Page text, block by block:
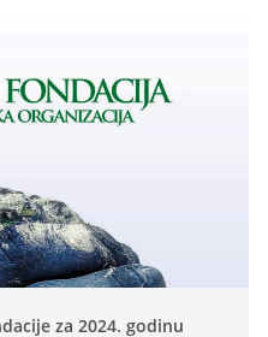
za 2024. godinu